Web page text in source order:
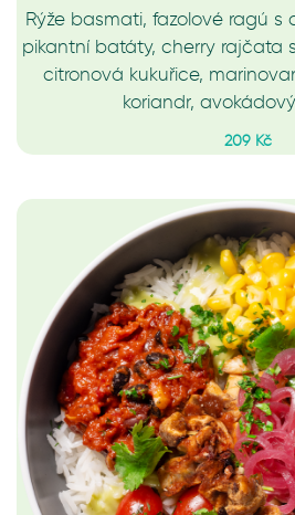
Rýže basmati, fazolové ragú
pikantní batáty, cherry rajčata
citronová kukuřice,
koriandr,
209 Kč